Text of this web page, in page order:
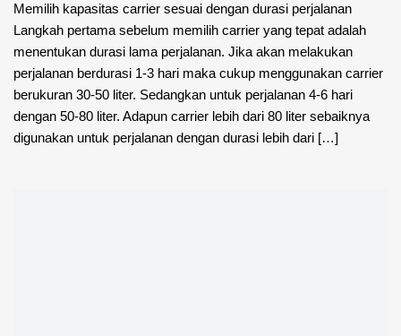
Memilih kapasitas carrier sesuai dengan durasi perjalanan
Langkah pertama sebelum memilih carrier yang tepat adalah
menentukan durasi lama perjalanan. Jika akan melakukan
perjalanan berdurasi 1-3 hari maka cukup menggunakan carrier
berukuran 30-50 liter. Sedangkan untuk perjalanan 4-6 hari
dengan 50-80 liter. Adapun carrier lebih dari 80 liter sebaiknya
digunakan untuk perjalanan dengan durasi lebih dari […]